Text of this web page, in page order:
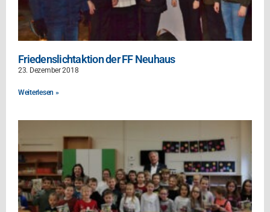
Friedenslichtaktion der FF Neuhaus
23. Dezember 2018
Weiterlesen »